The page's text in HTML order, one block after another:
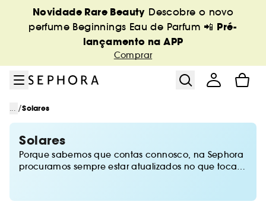
Ir para o menu
Ir para o conteúdo principal
Ir para o rodapé
Novidade Rare Beauty Descobre o novo
perfume Beginnings Eau de Parfum 📲 Pré-
lançamento na APP
Comprar
... /Solares
Solares
Porque sabemos que contas connosco, na Sephora
procuramos sempre estar atualizados no que toca
contra os raios UVA e UVB